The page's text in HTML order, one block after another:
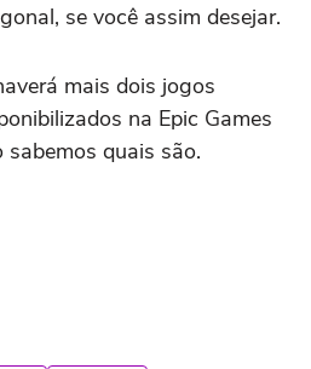
se você assim desejar.
mais dois jogos
na Epic Games
sabemos quais são.